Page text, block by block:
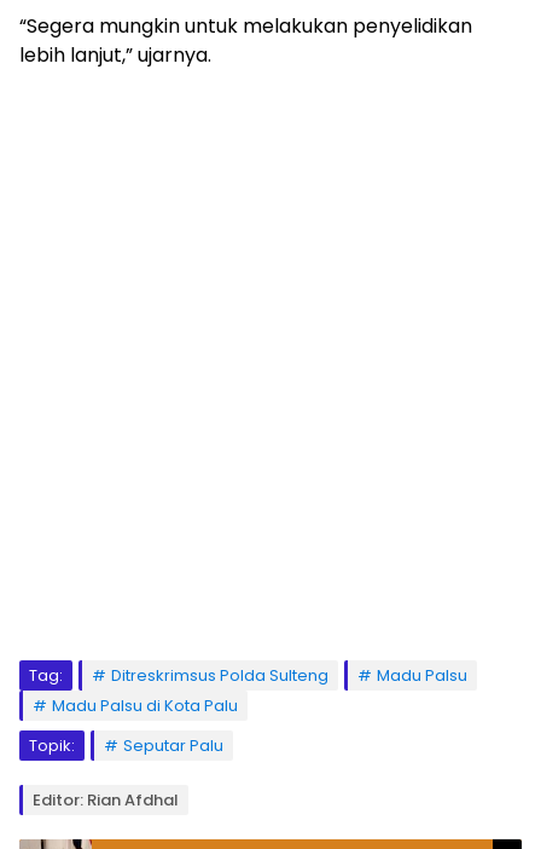
“Segera mungkin untuk melakukan penyelidikan
lebih lanjut,” ujarnya.
Tag: Ditreskrimsus Polda Sulteng
Madu Palsu
Madu Palsu di Kota Palu
Topik:
Seputar Palu
Editor: Rian Afdhal